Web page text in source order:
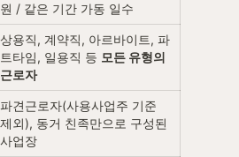
원 / 같은 기간 가동 일수
상용직, 계약직, 아르바이트, 파
트타임, 일용직 등 모든 유형의
근로자
파견근로자(사용사업주 기준
제외), 동거 친족만으로 구성된
사업장